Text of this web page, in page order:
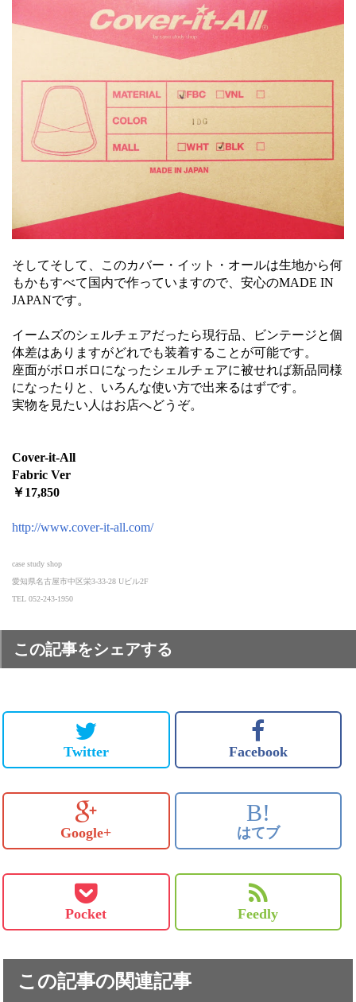
そしてそして、このカバー・イット・オールは生地から何
もかもすべて国内で作っていますので、安心のMADE IN
JAPANです。
イームズのシェルチェアだったら現行品、ビンテージと個
体差はありますがどれでも装着することが可能です。
座面がボロボロになったシェルチェアに被せれば新品同様
になったりと、いろんな使い方で出来るはずです。
実物を見たい人はお店へどうぞ。
Cover-it-All
Fabric Ver
￥17,850
http://www.cover-it-all.com/
case study shop
愛知県名古屋市中区栄3-33-28 Uビル2F
TEL 052-243-1950
この記事をシェアする
Twitter Facebook
Google+
B!
はてブ
Pocket Feedly
この記事の関連記事